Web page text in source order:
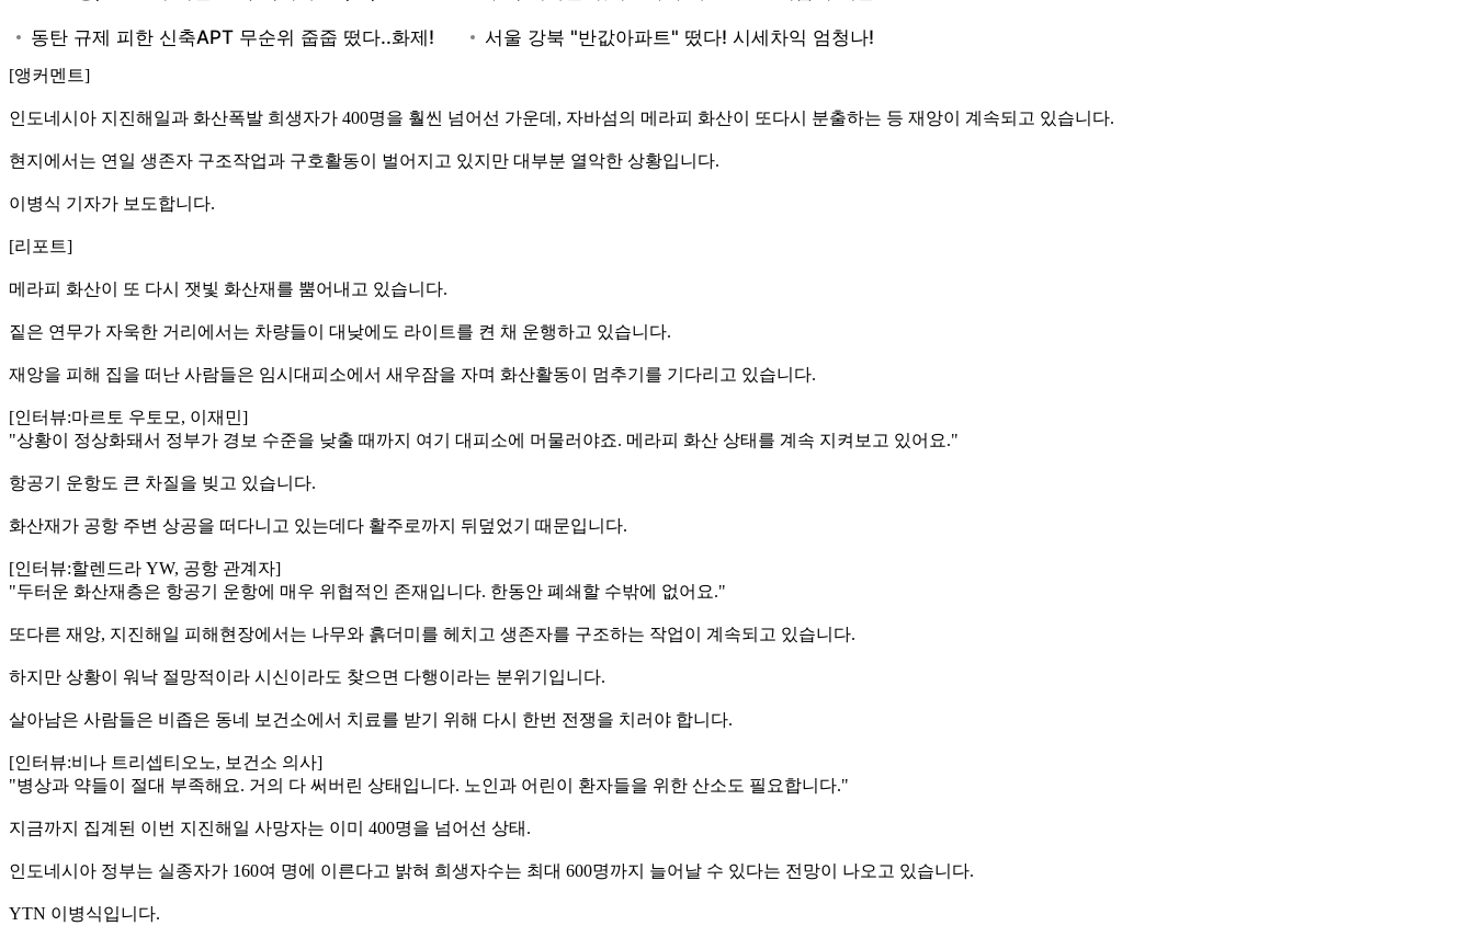
[앵커멘트]
인도네시아 지진해일과 화산폭발 희생자가 400명을 훨씬 넘어선 가운데, 자바섬의 메라피 화산이 또다시 분출하는 등 재앙이 계속되고 있습니다.
현지에서는 연일 생존자 구조작업과 구호활동이 벌어지고 있지만 대부분 열악한 상황입니다.
이병식 기자가 보도합니다.
[리포트]
메라피 화산이 또 다시 잿빛 화산재를 뿜어내고 있습니다.
짙은 연무가 자욱한 거리에서는 차량들이 대낮에도 라이트를 켠 채 운행하고 있습니다.
재앙을 피해 집을 떠난 사람들은 임시대피소에서 새우잠을 자며 화산활동이 멈추기를 기다리고 있습니다.
[인터뷰:마르토 우토모, 이재민]
"상황이 정상화돼서 정부가 경보 수준을 낮출 때까지 여기 대피소에 머물러야죠. 메라피 화산 상태를 계속 지켜보고 있어요."
항공기 운항도 큰 차질을 빚고 있습니다.
화산재가 공항 주변 상공을 떠다니고 있는데다 활주로까지 뒤덮었기 때문입니다.
[인터뷰:할렌드라 YW, 공항 관계자]
"두터운 화산재층은 항공기 운항에 매우 위협적인 존재입니다. 한동안 폐쇄할 수밖에 없어요."
또다른 재앙, 지진해일 피해현장에서는 나무와 흙더미를 헤치고 생존자를 구조하는 작업이 계속되고 있습니다.
하지만 상황이 워낙 절망적이라 시신이라도 찾으면 다행이라는 분위기입니다.
살아남은 사람들은 비좁은 동네 보건소에서 치료를 받기 위해 다시 한번 전쟁을 치러야 합니다.
[인터뷰:비나 트리셉티오노, 보건소 의사]
"병상과 약들이 절대 부족해요. 거의 다 써버린 상태입니다. 노인과 어린이 환자들을 위한 산소도 필요합니다."
지금까지 집계된 이번 지진해일 사망자는 이미 400명을 넘어선 상태.
인도네시아 정부는 실종자가 160여 명에 이른다고 밝혀 희생자수는 최대 600명까지 늘어날 수 있다는 전망이 나오고 있습니다.
YTN 이병식입니다.